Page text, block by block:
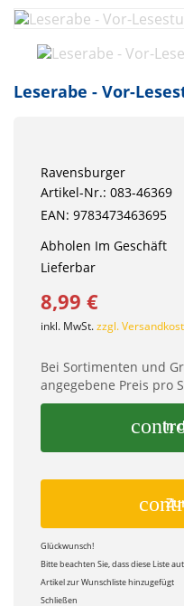
Leserabe - Vor-
Ravensburger
Artikel-Nr.: 083-46369
EAN: 9783473463695
Abholen Im Geschäft
Lieferbar
8,99 €
inkl. MwSt.zzgl.
Bei Sortimenten und
angegebene Preis pro
In
Glückwunsch!
Bitte beachten Sie, dass diese Liste
Artikel zur Wunschliste hinzugefügt
Schließen